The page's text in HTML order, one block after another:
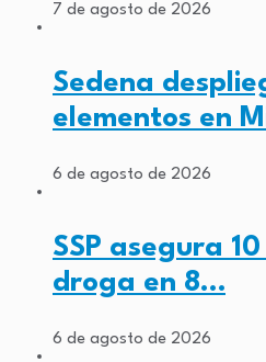
7 de agosto de 2026
Sedena
elementos en
6 de agosto de 2026
SSP asegura
droga en 8…
6 de agosto de 2026